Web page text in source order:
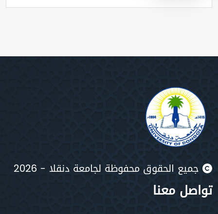
الحقوق محفوظة لجامعة دنقلا - 2026
معنا